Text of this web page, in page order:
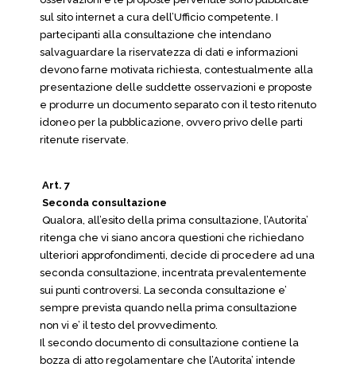
sul sito internet a cura dell’Ufficio competente. I
partecipanti alla consultazione che intendano
salvaguardare la riservatezza di dati e informazioni
devono farne motivata richiesta, contestualmente alla
presentazione delle suddette osservazioni e proposte
e produrre un documento separato con il testo ritenuto
idoneo per la pubblicazione, ovvero privo delle parti
ritenute riservate.
Art. 7
Seconda consultazione
Qualora, all’esito della prima consultazione, l’Autorita’
ritenga che vi siano ancora questioni che richiedano
ulteriori approfondimenti, decide di procedere ad una
seconda consultazione, incentrata prevalentemente
sui punti controversi. La seconda consultazione e’
sempre prevista quando nella prima consultazione
non vi e’ il testo del provvedimento.
Il secondo documento di consultazione contiene la
bozza di atto regolamentare che l’Autorita’ intende